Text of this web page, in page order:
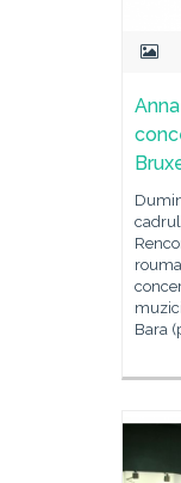
cadrul
Bara